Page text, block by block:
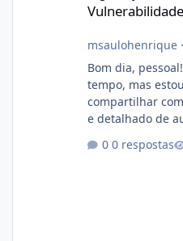
msaulohenrique·
Bom dia,
tempo, mas
compartilhar
e detalhado de
atualmente em
0 respostas